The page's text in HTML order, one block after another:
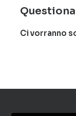
Ci vorranno